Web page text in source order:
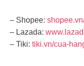
– Shopee:
– Lazada:
– Tiki: tiki.vn/cua-